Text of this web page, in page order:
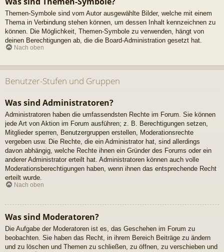
Themen-Symbole sind vom Autor ausgewählte Bilder, welche mit einem
Thema in Verbindung stehen können, um dessen Inhalt kennzeichnen zu
können. Die Möglichkeit, Themen-Symbole zu verwenden, hängt von
deinen Berechtigungen ab, die die Board-Administration gesetzt hat.
Nach oben
Benutzer-Stufen und Gruppen
Was sind Administratoren?
Administratoren haben die umfassendsten Rechte im Forum. Sie können
jede Art von Aktion im Forum ausführen; z. B. Berechtigungen setzen,
Mitglieder sperren, Benutzergruppen erstellen, Moderationsrechte
vergeben usw. Die Rechte, die ein Administrator hat, sind allerdings
davon abhängig, welche Rechte ihnen ein Gründer des Forums oder ein
anderer Administrator erteilt hat. Administratoren können auch volle
Moderationsberechtigungen haben, wenn ihnen das entsprechende Recht
erteilt wurde.
Nach oben
Was sind Moderatoren?
Die Aufgabe der Moderatoren ist es, das Geschehen im Forum zu
beobachten. Sie haben das Recht, in ihrem Bereich Beiträge zu ändern
und zu löschen und Themen zu schließen, zu öffnen, zu verschieben und